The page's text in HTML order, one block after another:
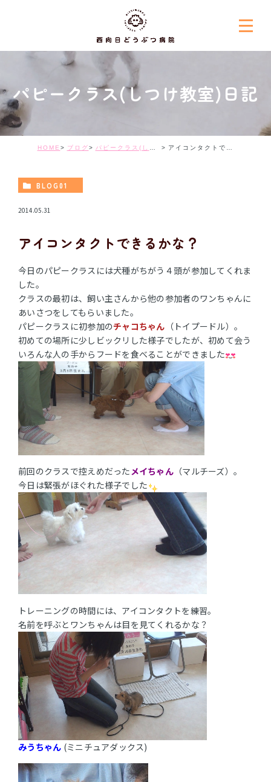
パピークラス(しつけ教室)日記
HOME ブログ パピークラス(しつけ教室)日記 アイコンタクトできるかな？
BLOG01
2014.05.31
アイコンタクトできるかな？
今日のパピークラスには犬種がちがう４頭が参加してくれま
した。
クラスの最初は、飼い主さんから他の参加者のワンちゃんに
あいさつをしてもらいました。
パピークラスに初参加のチャコちゃん （トイプードル）。
初めての場所に少しビックリした様子でしたが、初めて会う
いろんな人の手からフードを食べることができました
前回のクラスで控えめだったメイちゃん （マルチーズ）。
今日は緊張がほぐれた様子でした
トレーニングの時間には、アイコンタクトを練習。
名前を呼ぶとワンちゃんは目を見てくれるかな？
みうちゃん (ミニチュアダックス)